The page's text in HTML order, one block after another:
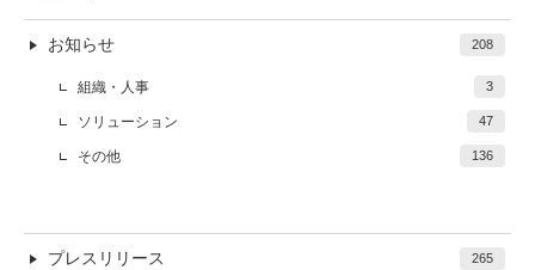
お知らせ 208
組織・人事 3
ソリューション 47
その他 136
プレスリリース 265